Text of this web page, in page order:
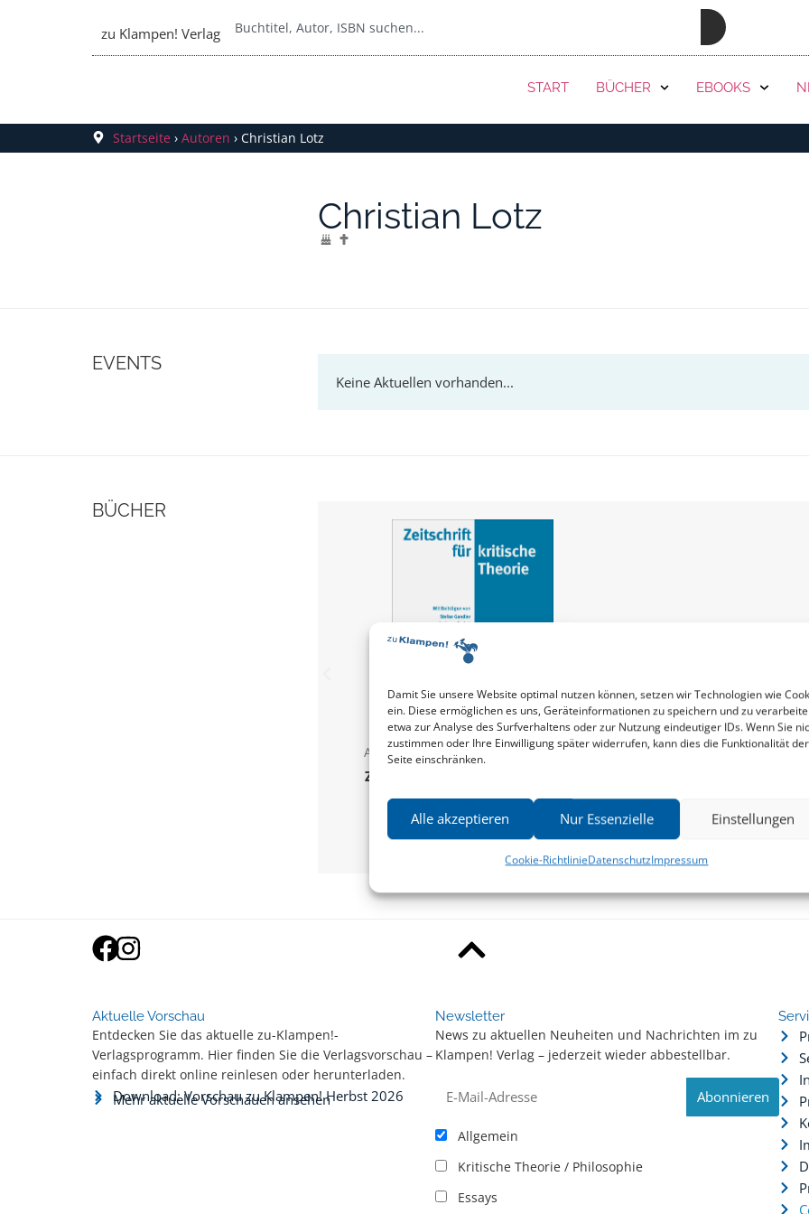
Damit Sie unsere Website optimal nutzen können, setzen wir Technologien wie
ein. Diese ermöglichen es uns, Geräteinformationen zu speichern und zu
etwa zur Analyse des Surfverhaltens oder zur Nutzung eindeutiger IDs. Wenn Sie
zustimmen oder Ihre Einwilligung später widerrufen, kann dies die Funktionalität der
Seite einschränken.
Alle akzeptieren Nur Essenzielle Einstellungen
Cookie-RichtlinieDatenschutzImpressum
zu Klampen! Verlag
START BÜCHER EBOOKS
Startseite › Autoren › Christian Lotz
Christian Lotz
EVENTS
BÜCHER
ANDREAS GREIERT, KONSTANTINOS
RANTISund mehr
Zeitschrift für kritische Theorie
/ Zeitschrift für kritische
Theorie, Heft 36/37 (2013)
19. Jahrgang (2013)
Aktuelle Vorschau
Entdecken Sie das aktuelle zu-Klampen!-
Verlagsprogramm. Hier finden Sie die Verlagsvorschau –
einfach direkt online reinlesen oder herunterladen.
Download: Vorschau zu Klampen! Herbst 2026
Mehr aktuelle Vorschauen ansehen
Newsletter
News zu aktuellen Neuheiten und Nachrichten im zu
Klampen! Verlag – jederzeit wieder abbestellbar.
Allgemein
Kritische Theorie / Philosophie
Essays